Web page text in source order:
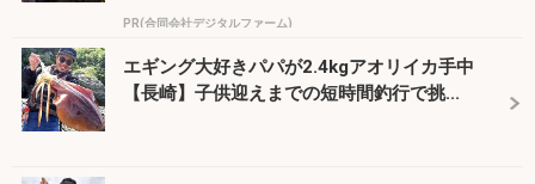
PR(合同会社デジタルファーム)
エギング大好きパパが2.4kgアオリイカ手中
【長崎】子供迎えまでの短時間釣行で挑...